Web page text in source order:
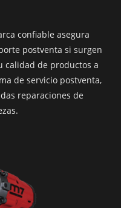
confiable asegura
postventa si surgen
calidad de productos a
de servicio postventa,
reparaciones de